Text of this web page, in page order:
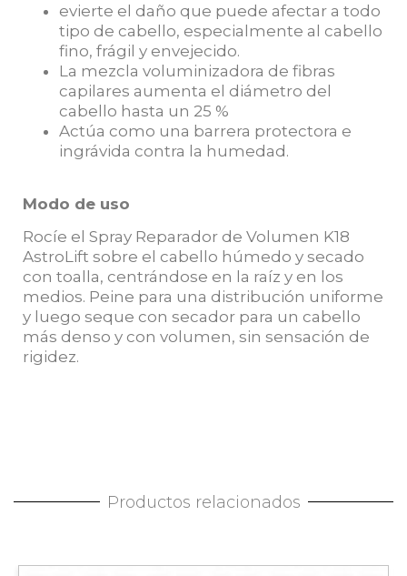
evierte el daño que puede afectar a todo
tipo de cabello, especialmente al cabello
fino, frágil y envejecido.
La mezcla voluminizadora de fibras
capilares aumenta el diámetro del
cabello hasta un 25 %
Actúa como una barrera protectora e
ingrávida contra la humedad.
Modo de uso
Rocíe el Spray Reparador de Volumen K18
AstroLift sobre el cabello húmedo y secado
con toalla, centrándose en la raíz y en los
medios. Peine para una distribución uniforme
y luego seque con secador para un cabello
más denso y con volumen, sin sensación de
rigidez.
Productos relacionados